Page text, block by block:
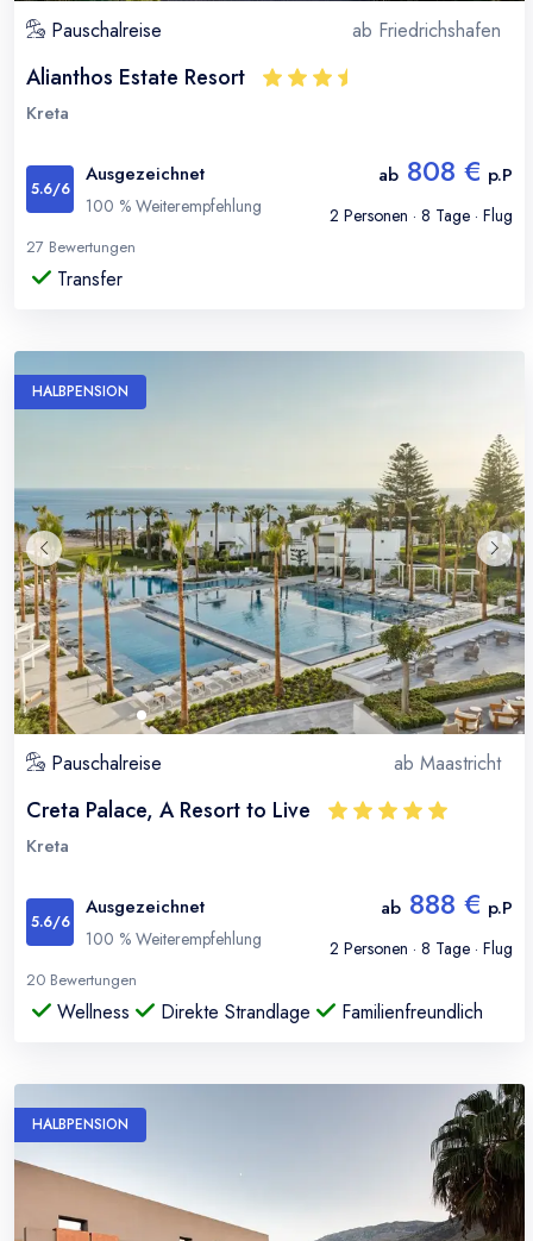
Pauschalreise ab Friedrichshafen
Alianthos Estate Resort
Kreta
5.6/6
Ausgezeichnet
100 % Weiterempfehlung
ab 808 € p.P
2 Personen · 8 Tage · Flug
27 Bewertungen
Transfer
Pauschalreise ab Maastricht
HALBPENSION
Creta Palace, A Resort to Live
Kreta
5.6/6
Ausgezeichnet
100 % Weiterempfehlung
ab 888 € p.P
2 Personen · 8 Tage · Flug
20 Bewertungen
Wellness Direkte Strandlage Familienfreundlich
HALBPENSION